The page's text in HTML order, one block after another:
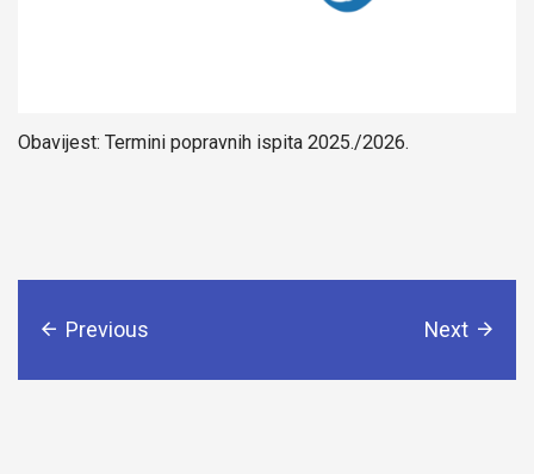
Obavijest: Termini popravnih ispita 2025./2026.
Previous Next